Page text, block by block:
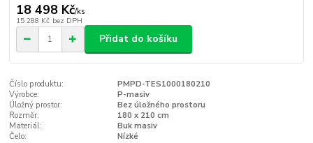
18 498 Kč/ks
15 288 Kč bez DPH
Přidat do košíku
Číslo produktu:
PMPD-TES1000180210
Výrobce:
P-masiv
Úložný prostor:
Bez úložného prostoru
Rozměr:
180 x 210 cm
Materiál:
Buk masiv
Čelo:
Nízké